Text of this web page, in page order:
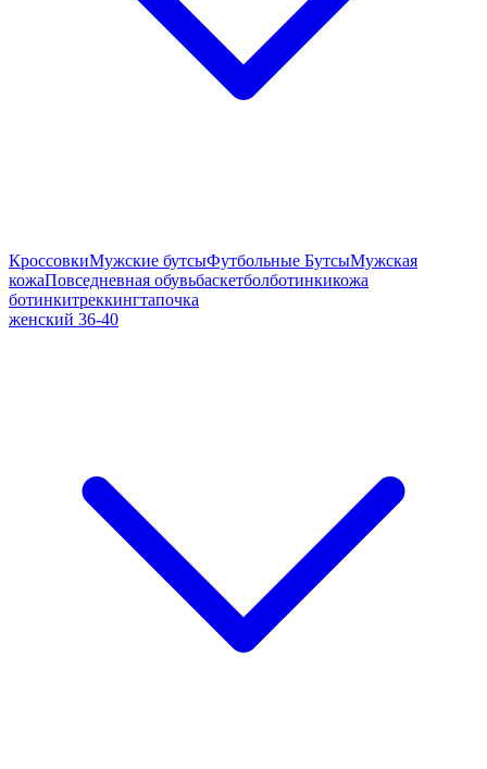
КроссовкиМужские бутсыФутбольные БутсыМужская
кожаПовседневная обувьбаскетболботинкикожа
ботинкитреккингтапочка
женский 36-40